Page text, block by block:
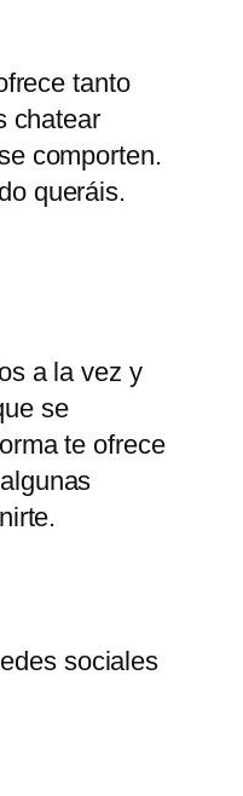
tanto
chatear
comporten.
queráis.
a la vez y
se
te ofrece
sociales